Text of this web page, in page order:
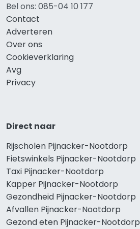
Bel ons: 085-04 10 177
Contact
Adverteren
Over ons
Cookieverklaring
Avg
Privacy
Direct naar
Rijscholen Pijnacker-Nootdorp
Fietswinkels Pijnacker-Nootdorp
Taxi Pijnacker-Nootdorp
Kapper Pijnacker-Nootdorp
Gezondheid Pijnacker-Nootdorp
Afvallen Pijnacker-Nootdorp
Gezond eten Pijnacker-Nootdorp